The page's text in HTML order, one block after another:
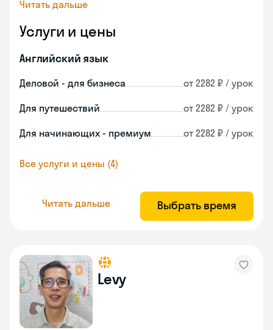
Читать дальше
Услуги и цены
Английский язык
Деловой - для бизнеса от 2282 ₽ / урок
Для путешествий от 2282 ₽ / урок
Для начинающих - премиум от 2282 ₽ / урок
Все услуги и цены (4)
Читать дальше Выбрать время
Levy